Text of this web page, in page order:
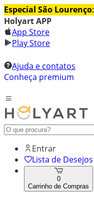
Especial São Lourenço:
Holyart APP
App Store
Play Store
Ajuda e contatos
Conheça premium
Entrar
Lista de Desejos
0
Carrinho de Compras